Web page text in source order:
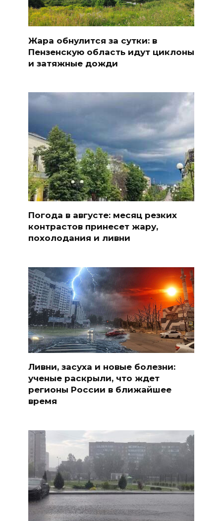
Жара обнулится за сутки: в
Пензенскую область идут циклоны
и затяжные дожди
Погода в августе: месяц резких
контрастов принесет жару,
похолодания и ливни
Ливни, засуха и новые болезни:
ученые раскрыли, что ждет
регионы России в ближайшее
время